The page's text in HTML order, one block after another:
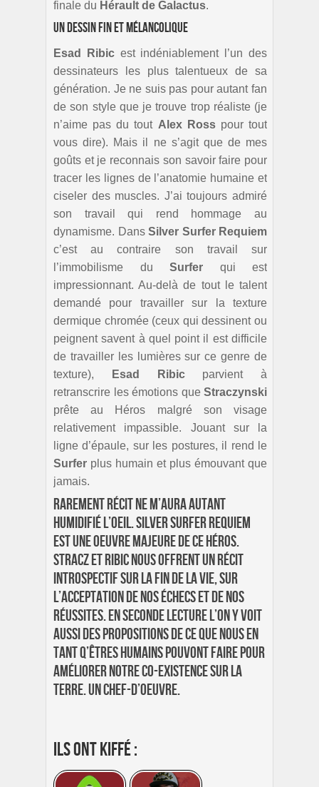
finale du Hérault de Galactus.
Un dessin fin et mélancolique
Esad Ribicest indéniablement l’un des
dessinateurs les plus talentueux de sa
génération. Je ne suis pas pour autant fan
de son style que je trouve trop réaliste (je
n’aime pas du tout Alex Rosspour tout
vous dire). Mais il ne s’agit que de mes
goûts et je reconnais son savoir faire pour
tracer les lignes de l’anatomie humaine et
ciseler des muscles. J’ai toujours admiré
son travail qui rend hommage au
dynamisme. Dans Silver Surfer Requiem
c’est au contraire son travail sur
l’immobilisme du Surfer qui est
impressionnant. Au-delà de tout le talent
demandé pour travailler sur la texture
dermique chromée (ceux qui dessinent ou
peignent savent à quel point il est difficile
de travailler les lumières sur ce genre de
texture),
Esad Ribicparvient à
retranscrire les émotions que Straczynski
prête au Héros malgré son visage
relativement impassible. Jouant sur la
ligne d’épaule, sur les postures, il rend le
Surfer plus humain et plus émouvant que
jamais.
Rarement récit ne m’aura autant
humidifié l’oeil. Silver Surfer Requiem
est une oeuvre majeure de ce héros.
Stracz et Ribic nous offrent un récit
introspectif sur la fin de la vie, sur
l’acceptation de nos échecs et de nos
réussites. En seconde lecture l’on y voit
aussi des propositions de ce que nous en
tant q’êtres humains pouvont faire pour
améliorer notre co-existence sur la
Terre. Un chef-d’oeuvre.
Ils ont kiffé :